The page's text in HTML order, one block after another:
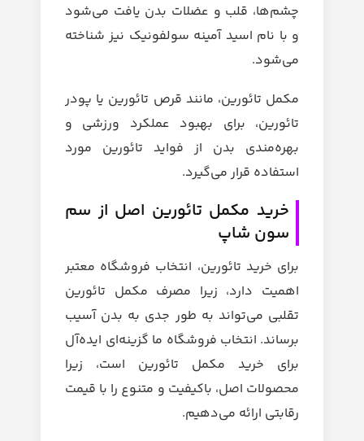
چشم‌ها، قلب و عضلات بدن یافت می‌شود
و با نام اسید آمینه سولفونیک نیز شناخته
می‌شود.
مکمل تائورین، مانند قرص تائورین یا پودر
تائورین، برای بهبود عملکرد ورزشی و
بهره‌مندی بدن از فواید تائورین مورد
استفاده قرار می‌گیرد.
خرید مکمل تائورین اصل از سم
سون شاپ
برای خرید تائورین، انتخاب فروشگاه معتبر
اهمیت دارد، زیرا مصرف مکمل تائورین
تقلبی می‌تواند به طور جدی به بدن آسیب
برساند. انتخاب فروشگاه ما گزینه‌ای ایده‌آل
برای خرید مکمل تائورین است، زیرا
محصولات اصل، باکیفیت و متنوع را با قیمت
رقابتی ارائه می‌دهیم.